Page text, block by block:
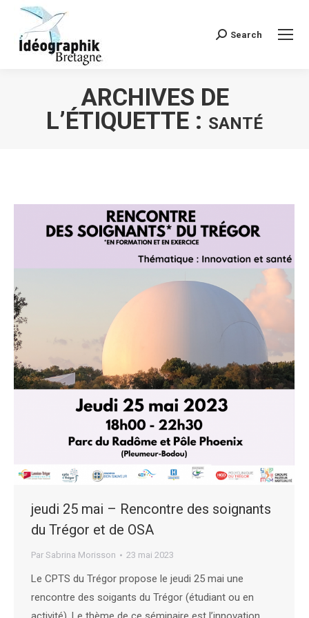
Recherche
Search
ARCHIVES DE
L’ÉTIQUETTE : SANTÉ
jeudi 25 mai – Rencontre des soignants
du Trégor et de OSA
Par Sabrina Morisson 23 mai 2023
Le CPTS du Trégor propose le jeudi 25 mai une
rencontre des soigants du Trégor (étudiant ou en